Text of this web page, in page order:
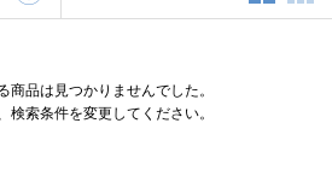
商品は見つかりませんでした。
検索条件を変更してください。